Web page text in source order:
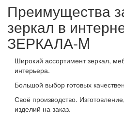
Преимущества
зеркал в
ЗЕРКАЛА-M
Широкий ассортимент зеркал,
интерьера.
Большой выбор готовых
Своё производство.
изделий на заказ.